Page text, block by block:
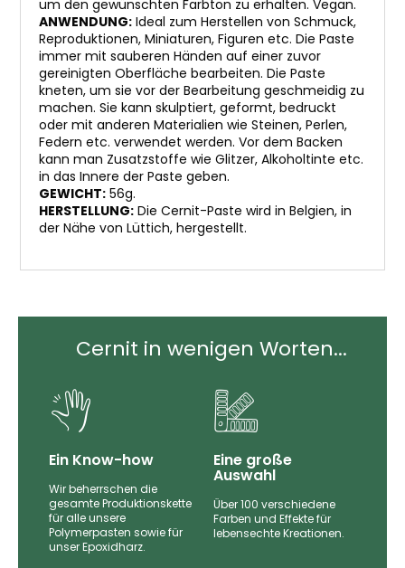
um den gewünschten Farbton zu erhalten. Vegan.
ANWENDUNG: Ideal zum Herstellen von Schmuck,
Reproduktionen, Miniaturen, Figuren etc. Die Paste
immer mit sauberen Händen auf einer zuvor
gereinigten Oberfläche bearbeiten. Die Paste
kneten, um sie vor der Bearbeitung geschmeidig zu
machen. Sie kann skulptiert, geformt, bedruckt
oder mit anderen Materialien wie Steinen, Perlen,
Federn etc. verwendet werden. Vor dem Backen
kann man Zusatzstoffe wie Glitzer, Alkoholtinte etc.
in das Innere der Paste geben.
GEWICHT: 56g.
HERSTELLUNG: Die Cernit-Paste wird in Belgien, in
der Nähe von Lüttich, hergestellt.
Cernit in wenigen Worten...
Ein Know-how
Wir beherrschen die
gesamte Produktionskette
für alle unsere
Polymerpasten sowie für
unser Epoxidharz.
Eine große
Auswahl
Über 100 verschiedene
Farben und Effekte für
lebensechte Kreationen.